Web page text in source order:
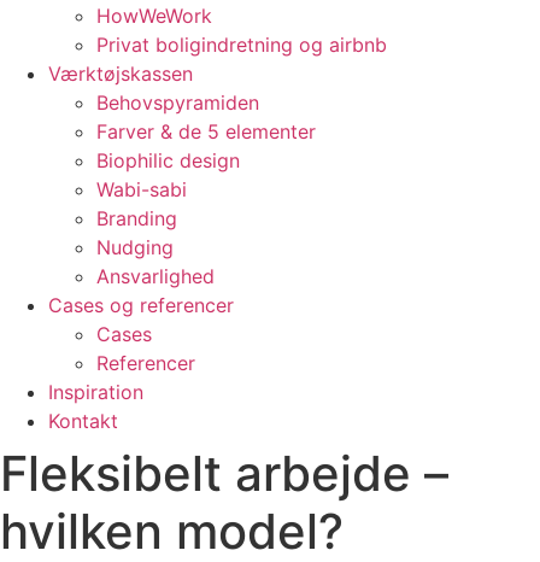
HowWeWork
Privat boligindretning og airbnb
Værktøjskassen
Behovspyramiden
Farver & de 5 elementer
Biophilic design
Wabi-sabi
Branding
Nudging
Ansvarlighed
Cases og referencer
Cases
Referencer
Inspiration
Kontakt
Fleksibelt arbejde –
hvilken model?